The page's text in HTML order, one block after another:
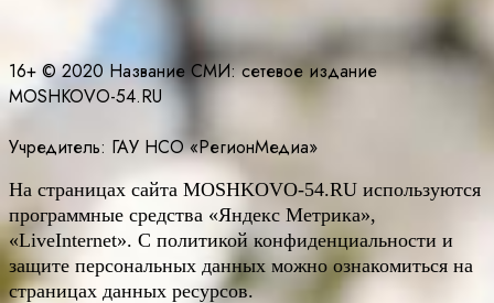
16+ © 2020 Название СМИ: cетевое издание
MOSHKOVO-54.RU
Учредитель: ГАУ НСО «РегионМедиа»
На страницах сайта MOSHKOVO-54.RU используются
программные средства «Яндекс Метрика»,
«LiveInternet». С политикой конфиденциальности и
защите персональных данных можно ознакомиться на
страницах данных ресурсов.